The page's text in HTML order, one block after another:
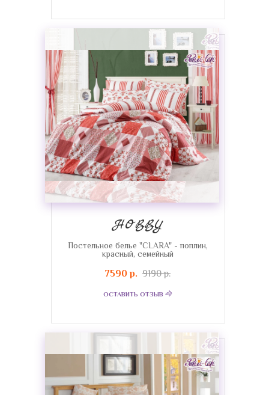
HOBBY
Постельное белье "CLARA" - поплин,
красный, семейный
7590 р. 9190 р.
ОСТАВИТЬ ОТЗЫВ